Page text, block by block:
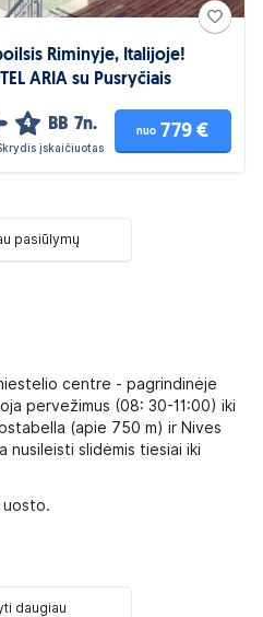
Riminyje, Italijoje!
ARIA su Pusryčiais
4 BB 7n.
įskaičiuotas
nuo 779 €
pasiūlymų
centre - pagrindinėje
pervežimus (08: 30-11:00) iki
(apie 750 m) ir Nives
nusileisti slidėmis tiesiai iki
uosto.
daugiau